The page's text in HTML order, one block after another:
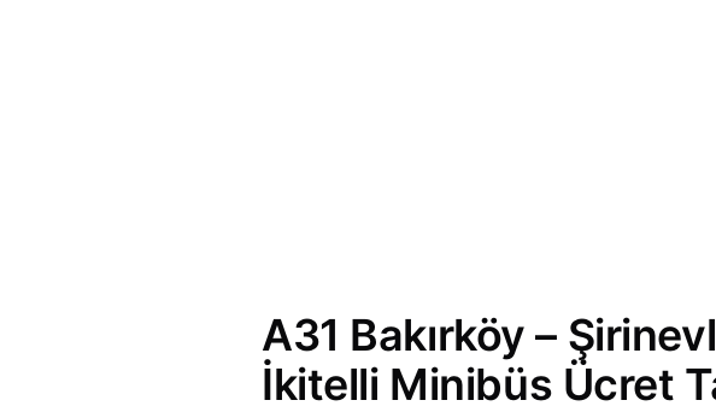
A31 Bakırköy –
İkitelli Minibüs Ücret